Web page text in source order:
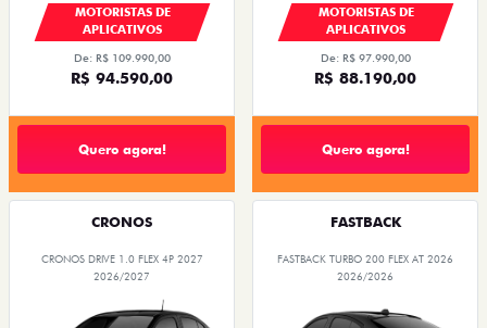
MOTORISTAS DE
APLICATIVOS
De: R$ 109.990,00
R$ 94.590,00
Quero agora!
MOTORISTAS DE
APLICATIVOS
De: R$ 97.990,00
R$ 88.190,00
Quero agora!
CRONOS
CRONOS DRIVE 1.0 FLEX 4P 2027
2026/2027
FASTBACK
FASTBACK TURBO 200 FLEX AT 2026
2026/2026